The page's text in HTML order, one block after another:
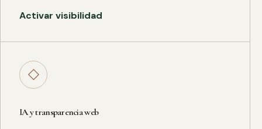
Activar visibilidad
◇
IA y transparencia web